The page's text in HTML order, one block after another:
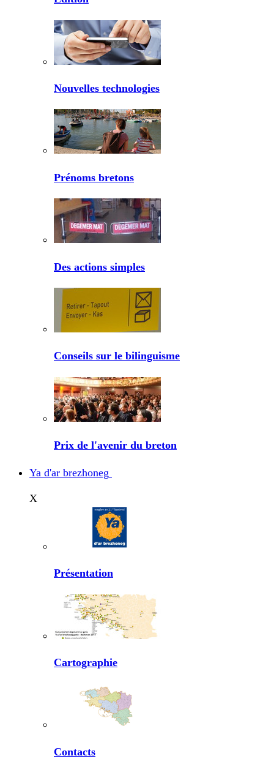
Nouvelles technologies
Prénoms bretons
Des actions simples
Conseils sur le bilinguisme
Prix de l'avenir du breton
Ya d'ar brezhoneg
X
Présentation
Cartographie
Contacts